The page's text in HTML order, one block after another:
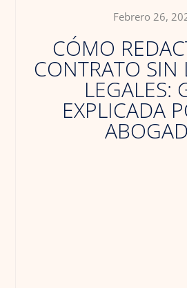
Febrero 26,
CÓMO
CONTRATO SIN
LEGALES:
EXPLICADA